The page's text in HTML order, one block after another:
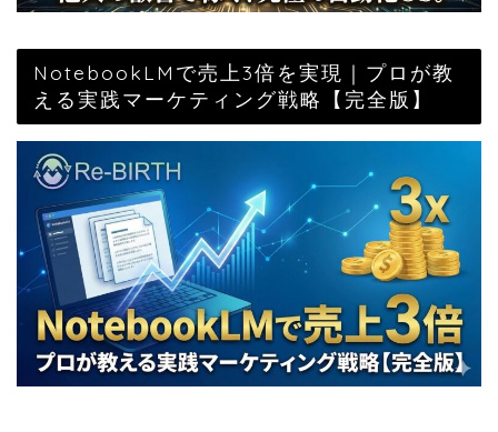
NotebookLMで売上3倍を実現｜プロが教
える実践マーケティング戦略【完全版】